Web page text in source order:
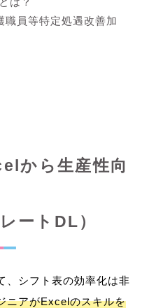
員等特定処遇改善加
から生産性向
ートDL）
、シフト表の効率化は非
ニアがExcelのスキルを